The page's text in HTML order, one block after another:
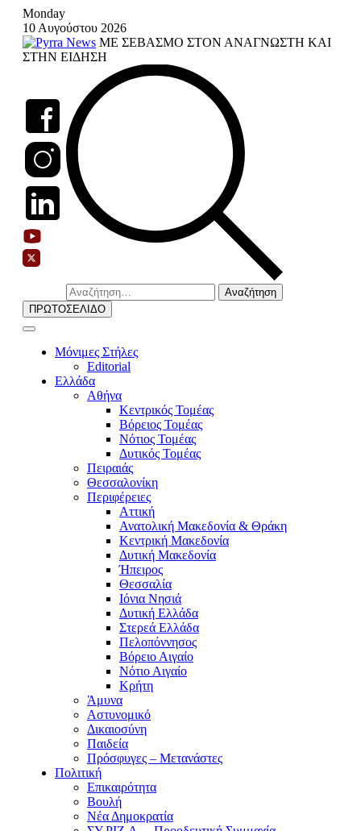
Skip
content
Monday
10 Αυγούστου 2026
ΜΕ ΣΕΒΑΣΜΟ ΣΤΟΝ ΑΝΑΓΝΩΣΤΗ ΚΑΙ
ΣΤΗΝ ΕΙΔΗΣΗ
Αναζήτηση
για:
ΠΡΩΤΟΣΕΛΙΔΟ
Μόνιμες Στήλες
Editorial
Ελλάδα
Αθήνα
Κεντρικός Τομέας
Βόρειος Τομέας
Νότιος Τομέας
Δυτικός Τομέας
Πειραιάς
Θεσσαλονίκη
Περιφέρειες
Αττική
Ανατολική Μακεδονία & Θράκη
Κεντρική Μακεδονία
Δυτική Μακεδονία
Ήπειρος
Θεσσαλία
Ιόνια Νησιά
Δυτική Ελλάδα
Στερεά Ελλάδα
Πελοπόννησος
Βόρειο Αιγαίο
Νότιο Αιγαίο
Κρήτη
Άμυνα
Αστυνομικό
Δικαιοσύνη
Παιδεία
Πρόσφυγες – Μετανάστες
Πολιτική
Επικαιρότητα
Βουλή
Νέα Δημοκρατία